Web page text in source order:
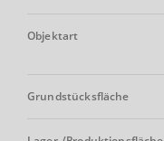
Objektart
Grundstücksfläche